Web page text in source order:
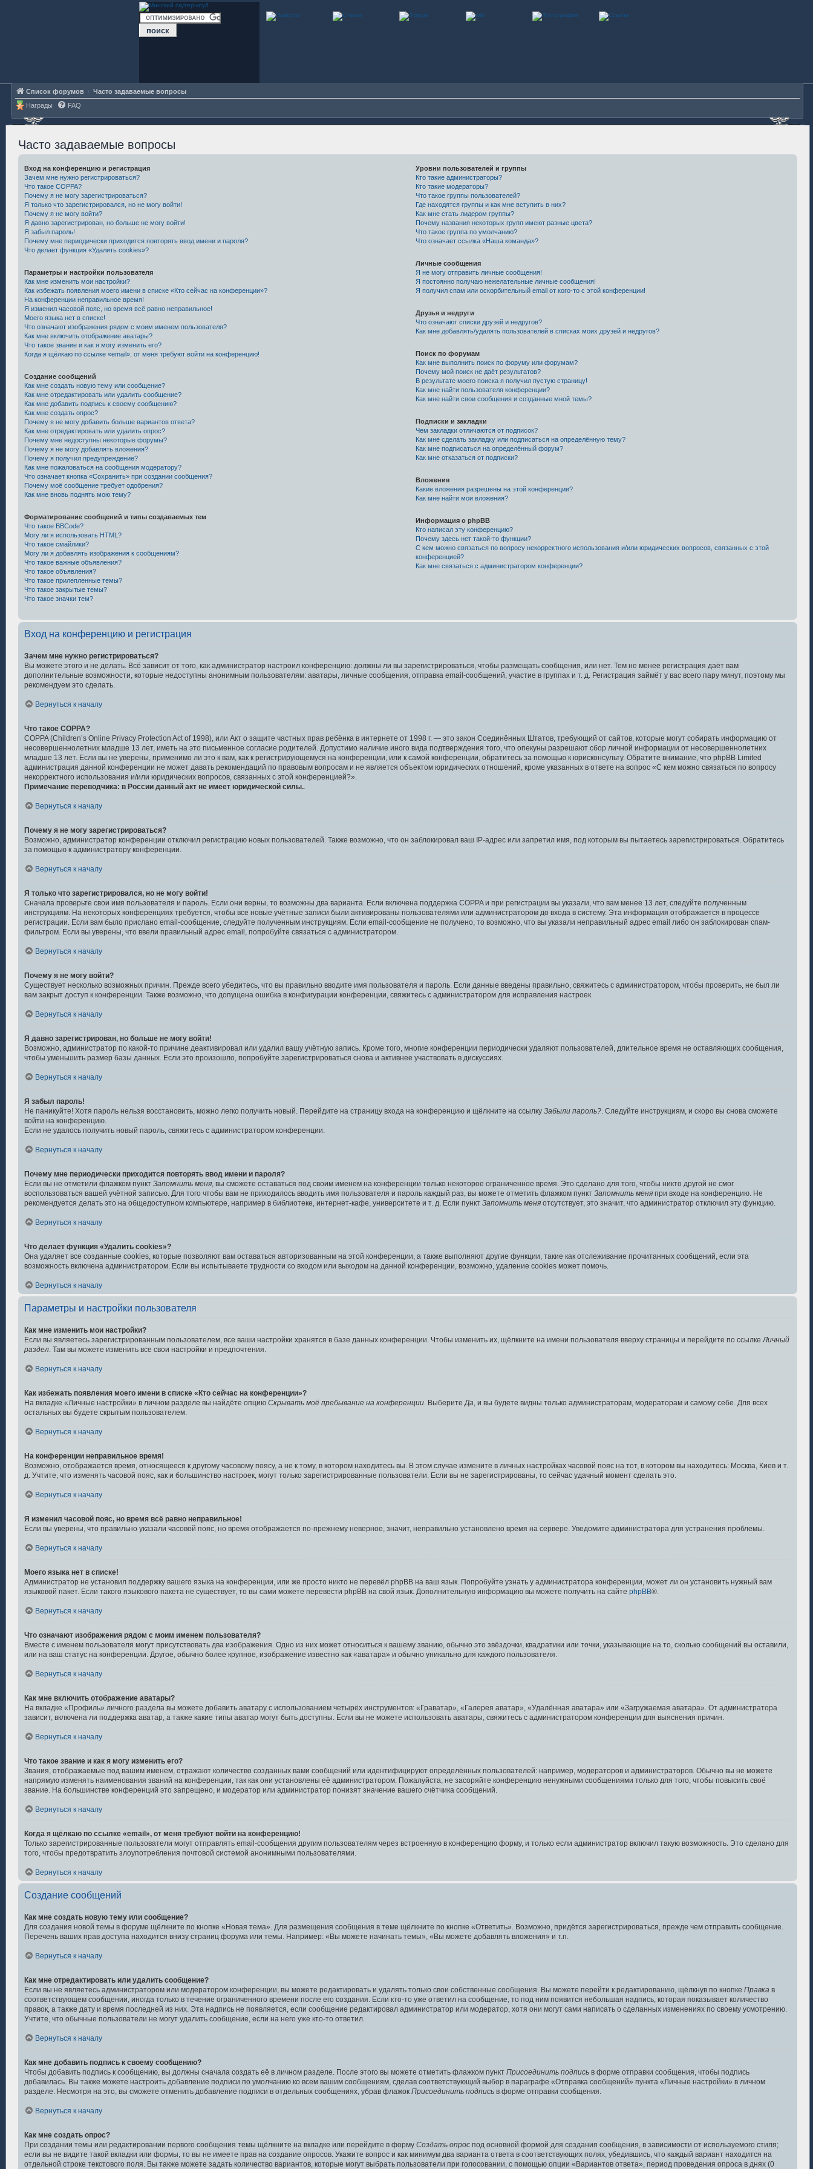
Список форумов
Часто задаваемые вопросы
Награды
FAQ
Часто задаваемые вопросы
Вход на конференцию и регистрация
Зачем мне нужно регистрироваться?
Что такое COPPA?
Почему я не могу зарегистрироваться?
Я только что зарегистрировался, но не могу войти!
Почему я не могу войти?
Я давно зарегистрирован, но больше не могу войти!
Я забыл пароль!
Почему мне периодически приходится повторять ввод имени и пароля?
Что делает функция «Удалить cookies»?
Параметры и настройки пользователя
Как мне изменить мои настройки?
Как избежать появления моего имени в списке «Кто сейчас на конференции»?
На конференции неправильное время!
Я изменил часовой пояс, но время всё равно неправильное!
Моего языка нет в списке!
Что означают изображения рядом с моим именем пользователя?
Как мне включить отображение аватары?
Что такое звание и как я могу изменить его?
Когда я щёлкаю по ссылке «email», от меня требуют войти на конференцию!
Создание сообщений
Как мне создать новую тему или сообщение?
Как мне отредактировать или удалить сообщение?
Как мне добавить подпись к своему сообщению?
Как мне создать опрос?
Почему я не могу добавить больше вариантов ответа?
Как мне отредактировать или удалить опрос?
Почему мне недоступны некоторые форумы?
Почему я не могу добавлять вложения?
Почему я получил предупреждение?
Как мне пожаловаться на сообщения модератору?
Что означает кнопка «Сохранить» при создании сообщения?
Почему моё сообщение требует одобрения?
Как мне вновь поднять мою тему?
Форматирование сообщений и типы создаваемых тем
Что такое BBCode?
Могу ли я использовать HTML?
Что такое смайлики?
Могу ли я добавлять изображения к сообщениям?
Что такое важные объявления?
Что такое объявления?
Что такое прилепленные темы?
Что такое закрытые темы?
Что такое значки тем?
Уровни пользователей и группы
Кто такие администраторы?
Кто такие модераторы?
Что такое группы пользователей?
Где находятся группы и как мне вступить в них?
Как мне стать лидером группы?
Почему названия некоторых групп имеют разные цвета?
Что такое группа по умолчанию?
Что означает ссылка «Наша команда»?
Личные сообщения
Я не могу отправить личные сообщения!
Я постоянно получаю нежелательные личные сообщения!
Я получил спам или оскорбительный email от кого-то с этой конференции!
Друзья и недруги
Что означают списки друзей и недругов?
Как мне добавлять/удалять пользователей в списках моих друзей и недругов?
Поиск по форумам
Как мне выполнить поиск по форуму или форумам?
Почему мой поиск не даёт результатов?
В результате моего поиска я получил пустую страницу!
Как мне найти пользователя конференции?
Как мне найти свои сообщения и созданные мной темы?
Подписки и закладки
Чем закладки отличаются от подписок?
Как мне сделать закладку или подписаться на определённую тему?
Как мне подписаться на определённый форум?
Как мне отказаться от подписки?
Вложения
Какие вложения разрешены на этой конференции?
Как мне найти мои вложения?
Информация о phpBB
Кто написал эту конференцию?
Почему здесь нет такой-то функции?
С кем можно связаться по вопросу некорректного использования и/или юридических вопросов, связанных с этой
конференцией?
Как мне связаться с администратором конференции?
Вход на конференцию и регистрация
Зачем мне нужно регистрироваться?
Вы можете этого и не делать. Всё зависит от того, как администратор настроил конференцию: должны ли вы зарегистрироваться, чтобы размещать сообщения, или нет. Тем не менее регистрация даёт вам
дополнительные возможности, которые недоступны анонимным пользователям: аватары, личные сообщения, отправка email-сообщений, участие в группах и т. д. Регистрация займёт у вас всего пару минут, поэтому мы
рекомендуем это сделать.
Вернуться к началу
Что такое COPPA?
COPPA (Children’s Online Privacy Protection Act of 1998), или Акт о защите частных прав ребёнка в интернете от 1998 г. — это закон Соединённых Штатов, требующий от сайтов, которые могут собирать информацию от
несовершеннолетних младше 13 лет, иметь на это письменное согласие родителей. Допустимо наличие иного вида подтверждения того, что опекуны разрешают сбор личной информации от несовершеннолетних
младше 13 лет. Если вы не уверены, применимо ли это к вам, как к регистрирующемуся на конференции, или к самой конференции, обратитесь за помощью к юрисконсульту. Обратите внимание, что phpBB Limited
администрация данной конференции не может давать рекомендаций по правовым вопросам и не является объектом юридических отношений, кроме указанных в ответе на вопрос «С кем можно связаться по вопросу
некорректного использования и/или юридических вопросов, связанных с этой конференцией?».
Примечание переводчика: в России данный акт не имеет юридической силы..
Вернуться к началу
Почему я не могу зарегистрироваться?
Возможно, администратор конференции отключил регистрацию новых пользователей. Также возможно, что он заблокировал ваш IP-адрес или запретил имя, под которым вы пытаетесь зарегистрироваться. Обратитесь
за помощью к администратору конференции.
Вернуться к началу
Я только что зарегистрировался, но не могу войти!
Сначала проверьте свои имя пользователя и пароль. Если они верны, то возможны два варианта. Если включена поддержка COPPA и при регистрации вы указали, что вам менее 13 лет, следуйте полученным
инструкциям. На некоторых конференциях требуется, чтобы все новые учётные записи были активированы пользователями или администратором до входа в систему. Эта информация отображается в процессе
регистрации. Если вам было прислано email-сообщение, следуйте полученным инструкциям. Если email-сообщение не получено, то возможно, что вы указали неправильный адрес email либо он заблокирован спам-
фильтром. Если вы уверены, что ввели правильный адрес email, попробуйте связаться с администратором.
Вернуться к началу
Почему я не могу войти?
Существует несколько возможных причин. Прежде всего убедитесь, что вы правильно вводите имя пользователя и пароль. Если данные введены правильно, свяжитесь с администратором, чтобы проверить, не был ли
вам закрыт доступ к конференции. Также возможно, что допущена ошибка в конфигурации конференции, свяжитесь с администратором для исправления настроек.
Вернуться к началу
Я давно зарегистрирован, но больше не могу войти!
Возможно, администратор по какой-то причине деактивировал или удалил вашу учётную запись. Кроме того, многие конференции периодически удаляют пользователей, длительное время не оставляющих сообщения,
чтобы уменьшить размер базы данных. Если это произошло, попробуйте зарегистрироваться снова и активнее участвовать в дискуссиях.
Вернуться к началу
Я забыл пароль!
Не паникуйте! Хотя пароль нельзя восстановить, можно легко получить новый. Перейдите на страницу входа на конференцию и щёлкните на ссылку Забыли пароль?. Следуйте инструкциям, и скоро вы снова сможете
войти на конференцию.
Если не удалось получить новый пароль, свяжитесь с администратором конференции.
Вернуться к началу
Почему мне периодически приходится повторять ввод имени и пароля?
Если вы не отметили флажком пункт Запомнить меня, вы сможете оставаться под своим именем на конференции только некоторое ограниченное время. Это сделано для того, чтобы никто другой не смог
воспользоваться вашей учётной записью. Для того чтобы вам не приходилось вводить имя пользователя и пароль каждый раз, вы можете отметить флажком пункт Запомнить меня при входе на конференцию. Не
рекомендуется делать это на общедоступном компьютере, например в библиотеке, интернет-кафе, университете и т. д. Если пункт Запомнить меня отсутствует, это значит, что администратор отключил эту функцию.
Вернуться к началу
Что делает функция «Удалить cookies»?
Она удаляет все созданные cookies, которые позволяют вам оставаться авторизованным на этой конференции, а также выполняют другие функции, такие как отслеживание прочитанных сообщений, если эта
возможность включена администратором. Если вы испытываете трудности со входом или выходом на данной конференции, возможно, удаление cookies может помочь.
Вернуться к началу
Параметры и настройки пользователя
Как мне изменить мои настройки?
Если вы являетесь зарегистрированным пользователем, все ваши настройки хранятся в базе данных конференции. Чтобы изменить их, щёлкните на имени пользователя вверху страницы и перейдите по ссылкеЛичный
раздел. Там вы можете изменить все свои настройки и предпочтения.
Вернуться к началу
Как избежать появления моего имени в списке «Кто сейчас на конференции»?
На вкладке «Личные настройки» в личном разделе вы найдёте опцию Скрывать моё пребывание на конференции. ВыберитеДа, и вы будете видны только администраторам, модераторам и самому себе. Для всех
остальных вы будете скрытым пользователем.
Вернуться к началу
На конференции неправильное время!
Возможно, отображается время, относящееся к другому часовому поясу, а не к тому, в котором находитесь вы. В этом случае измените в личных настройках часовой пояс на тот, в котором вы находитесь: Москва, Киев и т.
д. Учтите, что изменять часовой пояс, как и большинство настроек, могут только зарегистрированные пользователи. Если вы не зарегистрированы, то сейчас удачный момент сделать это.
Вернуться к началу
Я изменил часовой пояс, но время всё равно неправильное!
Если вы уверены, что правильно указали часовой пояс, но время отображается по-прежнему неверное, значит, неправильно установлено время на сервере. Уведомите администратора для устранения проблемы.
Вернуться к началу
Моего языка нет в списке!
Администратор не установил поддержку вашего языка на конференции, или же просто никто не перевёл phpBB на ваш язык. Попробуйте узнать у администратора конференции, может ли он установить нужный вам
языковой пакет. Если такого языкового пакета не существует, то вы сами можете перевести phpBB на свой язык. Дополнительную информацию вы можете получить на сайте phpBB®.
Вернуться к началу
Что означают изображения рядом с моим именем пользователя?
Вместе с именем пользователя могут присутствовать два изображения. Одно из них может относиться к вашему званию, обычно это звёздочки, квадратики или точки, указывающие на то, сколько сообщений вы оставили,
или на ваш статус на конференции. Другое, обычно более крупное, изображение известно как «аватара» и обычно уникально для каждого пользователя.
Вернуться к началу
Как мне включить отображение аватары?
На вкладке «Профиль» личного раздела вы можете добавить аватару с использованием четырёх инструментов: «Граватар», «Галерея аватар», «Удалённая аватара» или «Загружаемая аватара». От администратора
зависит, включена ли поддержка аватар, а также какие типы аватар могут быть доступны. Если вы не можете использовать аватары, свяжитесь с администратором конференции для выяснения причин.
Вернуться к началу
Что такое звание и как я могу изменить его?
Звания, отображаемые под вашим именем, отражают количество созданных вами сообщений или идентифицируют определённых пользователей: например, модераторов и администраторов. Обычно вы не можете
напрямую изменять наименования званий на конференции, так как они установлены её администратором. Пожалуйста, не засоряйте конференцию ненужными сообщениями только для того, чтобы повысить своё
звание. На большинстве конференций это запрещено, и модератор или администратор понизят значение вашего счётчика сообщений.
Вернуться к началу
Когда я щёлкаю по ссылке «email», от меня требуют войти на конференцию!
Только зарегистрированные пользователи могут отправлять email-сообщения другим пользователям через встроенную в конференцию форму, и только если администратор включил такую возможность. Это сделано для
того, чтобы предотвратить злоупотребления почтовой системой анонимными пользователями.
Вернуться к началу
Создание сообщений
Как мне создать новую тему или сообщение?
Для создания новой темы в форуме щёлкните по кнопке «Новая тема». Для размещения сообщения в теме щёлкните по кнопке «Ответить». Возможно, придётся зарегистрироваться, прежде чем отправить сообщение.
Перечень ваших прав доступа находится внизу страниц форума или темы. Например: «Вы можете начинать темы», «Вы можете добавлять вложения» и т.п.
Вернуться к началу
Как мне отредактировать или удалить сообщение?
Если вы не являетесь администратором или модератором конференции, вы можете редактировать и удалять только свои собственные сообщения. Вы можете перейти к редактированию, щёлкнув по кнопке Правка в
соответствующем сообщении, иногда только в течение ограниченного времени после его создания. Если кто-то уже ответил на сообщение, то под ним появится небольшая надпись, которая показывает количество
правок, а также дату и время последней из них. Эта надпись не появляется, если сообщение редактировал администратор или модератор, хотя они могут сами написать о сделанных изменениях по своему усмотрению.
Учтите, что обычные пользователи не могут удалить сообщение, если на него уже кто-то ответил.
Вернуться к началу
Как мне добавить подпись к своему сообщению?
Чтобы добавить подпись к сообщению, вы должны сначала создать её в личном разделе. После этого вы можете отметить флажком пункт Присоединить подпись в форме отправки сообщения, чтобы подпись
добавилась. Вы также можете настроить добавление подписи по умолчанию ко всем вашим сообщениям, сделав соответствующий выбор в параграфе «Отправка сообщений» пункта «Личные настройки» в личном
разделе. Несмотря на это, вы сможете отменить добавление подписи в отдельных сообщениях, убрав флажок Присоединить подпись в форме отправки сообщения.
Вернуться к началу
Как мне создать опрос?
При создании темы или редактировании первого сообщения темы щёлкните на вкладке или перейдите в форму Создать опрос под основной формой для создания сообщения, в зависимости от используемого стиля;
если вы не видите такой вкладки или формы, то вы не имеете прав на создание опросов. Укажите вопрос и как минимум два варианта ответа в соответствующих полях, убедившись, что каждый вариант находится на
отдельной строке текстового поля. Вы также можете задать количество вариантов, которые могут выбрать пользователи при голосовании, с помощью опции «Вариантов ответа», период проведения опроса в днях (0